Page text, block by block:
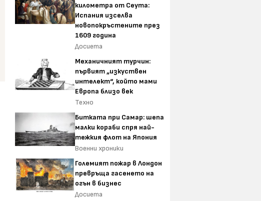
километра от Сеута:
Испания изселва
новопокръстените през
1609 година
Досиета
Механичният турчин:
първият „изкуствен
интелект“, който мами
Европа близо век
Техно
Битката при Самар: шепа
малки кораби спря най-
тежкия флот на Япония
Военни хроники
Големият пожар в Лондон
превръща гасенето на
огън в бизнес
Досиета